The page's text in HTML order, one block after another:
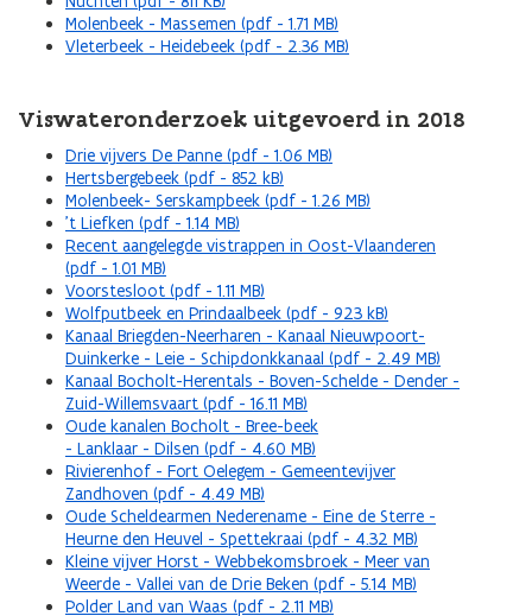
Molenbeek - Massemen (pdf - 1.71 MB)
Vleterbeek - Heidebeek (pdf - 2.36 MB)
Viswateronderzoek uitgevoerd in 2018
Drie vijvers De Panne (pdf - 1.06 MB)
Hertsbergebeek (pdf - 852 kB)
Molenbeek- Serskampbeek (pdf - 1.26 MB)
't Liefken (pdf - 1.14 MB)
Recent aangelegde vistrappen in Oost-Vlaanderen
(pdf - 1.01 MB)
Voorstesloot (pdf - 1.11 MB)
Wolfputbeek en Prindaalbeek (pdf - 923 kB)
Kanaal Briegden-Neerharen - Kanaal Nieuwpoort-
Duinkerke - Leie - Schipdonkkanaal (pdf - 2.49 MB)
Kanaal Bocholt-Herentals - Boven-Schelde - Dender -
Zuid-Willemsvaart (pdf - 16.11 MB)
Oude kanalen Bocholt - Bree-beek
- Lanklaar - Dilsen (pdf - 4.60 MB)
Rivierenhof - Fort Oelegem - Gemeentevijver
Zandhoven (pdf - 4.49 MB)
Oude Scheldearmen Nederename - Eine de Sterre -
Heurne den Heuvel - Spettekraai (pdf - 4.32 MB)
Kleine vijver Horst - Webbekomsbroek - Meer van
Weerde - Vallei van de Drie Beken (pdf - 5.14 MB)
Polder Land van Waas (pdf - 2.11 MB)